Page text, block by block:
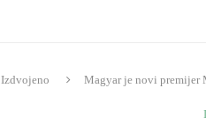
Izdvojeno Magyar je novi premijer